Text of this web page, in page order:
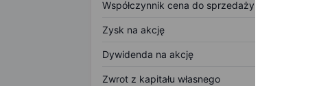
Współczynnik cena do sprzedaży
Zysk na akcję
Dywidenda na akcję
Zwrot z kapitału własnego